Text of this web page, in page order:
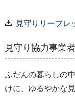
見守りリーフレ
見守り協力事業
ふだんの暮らしの
けに、ゆるやかな